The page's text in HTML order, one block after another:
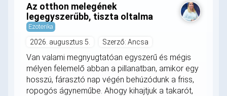
Az otthon melegének
legegyszerűbb, tiszta oltalma
Ezoterika
2026. augusztus 5. Szerző: Ancsa
Van valami megnyugtatóan egyszerű és mégis
mélyen felemelő abban a pillanatban, amikor egy
hosszú, fárasztó nap végén behúzódunk a friss,
ropogós ágyneműbe. Ahogy kihajtjuk a takarót,